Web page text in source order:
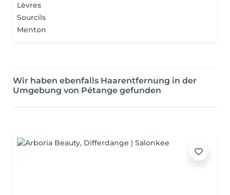
Lèvres
Sourcils
Menton
Wir haben ebenfalls Haarentfernung in der
Umgebung von Pétange gefunden